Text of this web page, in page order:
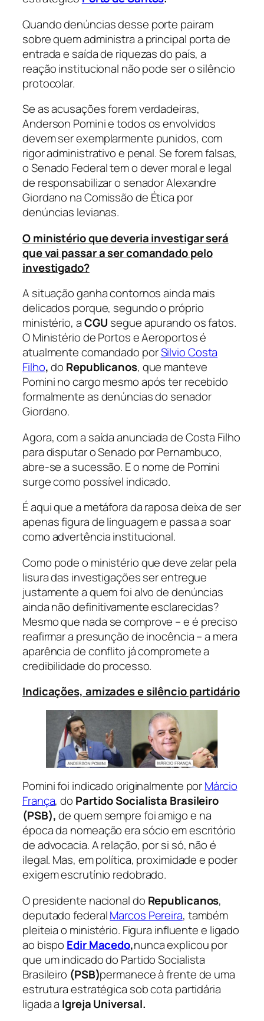
Quando denúncias desse porte pairam
sobre quem administra a principal porta de
entrada e saída de riquezas do país, a
reação institucional não pode ser o silêncio
protocolar.
Se as acusações forem verdadeiras,
Anderson Pomini e todos os envolvidos
devem ser exemplarmente punidos, com
rigor administrativo e penal. Se forem falsas,
o Senado Federal tem o dever moral e legal
de responsabilizar o senador Alexandre
Giordano na Comissão de Ética por
denúncias levianas.
O ministério que deveria investigar será
que vai passar a ser comandado pelo
investigado?
A situação ganha contornos ainda mais
delicados porque, segundo o próprio
ministério, aCGU segue apurando os fatos.
O Ministério de Portos e Aeroportos é
atualmente comandado porSilvio Costa
Filho,do Republicanos, que manteve
Pomini no cargo mesmo após ter recebido
formalmente as denúncias do senador
Giordano.
Agora, com a saída anunciada de Costa Filho
para disputar o Senado por Pernambuco,
abre-se a sucessão. E o nome de Pomini
surge como possível indicado.
É aqui que a metáfora da raposa deixa de ser
apenas figura de linguagem e passa a soar
como advertência institucional.
Como pode o ministério que deve zelar pela
lisura das investigações ser entregue
justamente a quem foi alvo de denúncias
ainda não definitivamente esclarecidas?
Mesmo que nada se comprove – e é preciso
reafirmar a presunção de inocência – a mera
aparência de conflito já compromete a
credibilidade do processo.
Indicações, amizades e silêncio partidário
Pomini foi indicado originalmente porMárcio
França, do Partido Socialista Brasileiro
(PSB),de quem sempre foi amigo e na
época da nomeação era sócio em escritório
de advocacia. A relação, por si só, não é
ilegal. Mas, em política, proximidade e poder
exigem escrutínio redobrado.
O presidente nacional do Republicanos,
deputado federalMarcos Pereira, também
pleiteia o ministério. Figura influente e ligado
ao bispo Edir Macedo,nunca explicou por
que um indicado do Partido Socialista
Brasileiro (PSB)permanece à frente de uma
estrutura estratégica sob cota partidária
ligada a Igreja Universal.